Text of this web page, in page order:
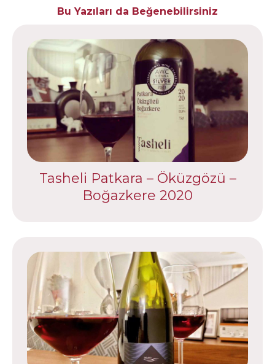
Bu Yazıları da Beğenebilirsiniz
Tasheli Patkara – Öküzgözü –
Boğazkere 2020